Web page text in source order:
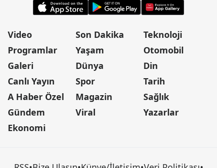
Video
Programlar
Galeri
Canlı Yayın
A Haber Özel
Gündem
Ekonomi
Son Dakika
Yaşam
Dünya
Spor
Magazin
Viral
Teknoloji
Otomobil
Din
Tarih
Sağlık
Yazarlar